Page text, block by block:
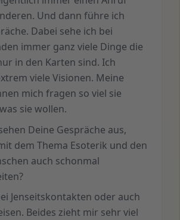
Und dann führe ich
Dabei sehe ich bei
immer ganz viele Dinge die
in den Karten sind. Ich
viele Visionen. Meine
mich fragen so viel sie
sie wollen.
Deine Gespräche aus,
dem Thema Esoterik und den
auch schonmal
Jenseitskontakten oder auch
Beides zieht mir sehr viel